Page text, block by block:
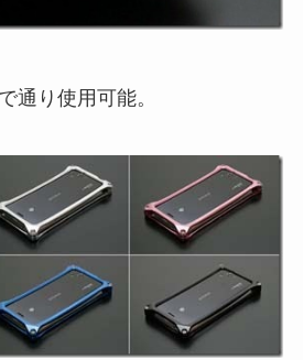
通り使用可能。